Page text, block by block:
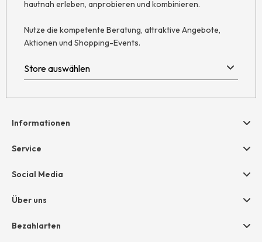
hautnah erleben, anprobieren und kombinieren.
Nutze die kompetente Beratung, attraktive Angebote,
Aktionen und Shopping-Events.
Informationen
Hilfe & Kontakt
Retoure
AGB
Service
Geschenkgutscheine
Größentabelle
Social Media
Über uns
Unternehmen
Bezahlarten